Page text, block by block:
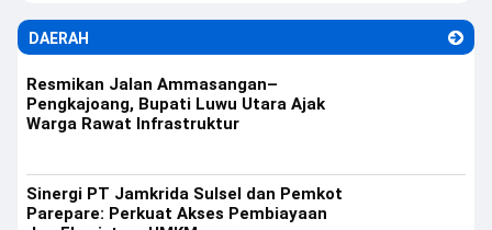
DAERAH
Resmikan Jalan Ammasangan–
Pengkajoang, Bupati Luwu Utara Ajak
Warga Rawat Infrastruktur
Sinergi PT Jamkrida Sulsel dan Pemkot
Parepare: Perkuat Akses Pembiayaan